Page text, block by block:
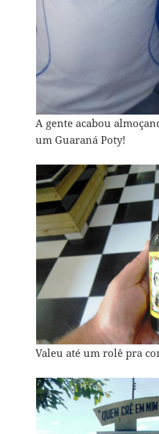
A gente acabou
um Guaraná Poty!
Valeu até um rolê pra